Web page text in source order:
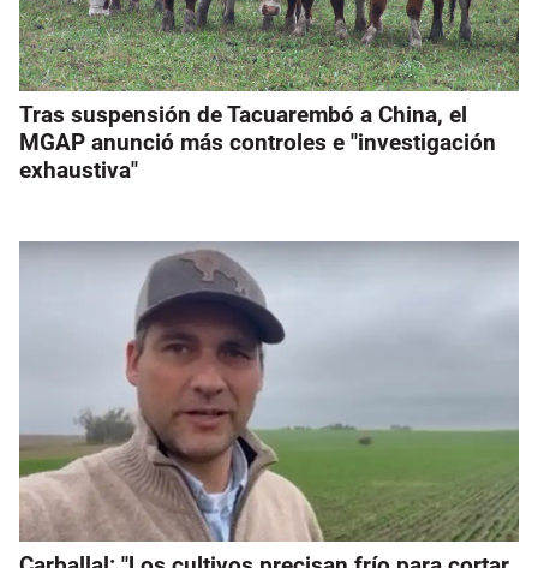
Tras suspensión de Tacuarembó a China, el
MGAP anunció más controles e "investigación
exhaustiva"